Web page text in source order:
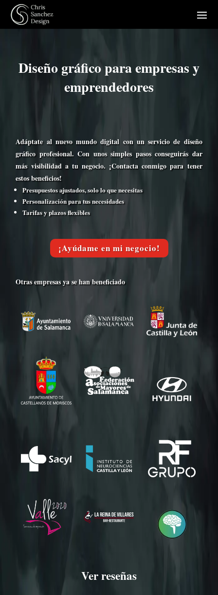
Diseño gráfico para empresas y
emprendedores
Adáptate al nuevo mundo digital con un servicio de diseño
gráfico profesional. Con unos simples pasos conseguirás dar
más visibilidad a tu negocio. ¡Contacta conmigo para tener
estos beneficios!
Presupuestos ajustados, solo lo que necesitas
Personalización para tus necesidades
Tarifas y plazos flexibles
¡Ayúdame en mi negocio!
Otras empresas ya se han beneficiado
Ver reseñas